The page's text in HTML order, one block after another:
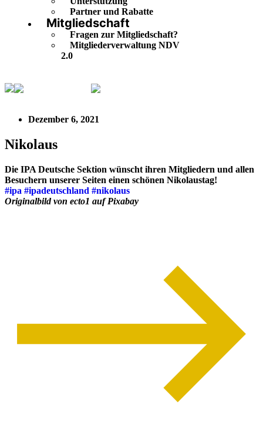
Partner und Rabatte
Mitgliedschaft
Fragen zur Mitgliedschaft?
Mitgliederverwaltung NDV
2.0
Dezember 6, 2021
Nikolaus
Die IPA Deutsche Sektion wünscht ihren Mitgliedern und allen
Besuchern unserer Seiten einen schönen Nikolaustag!
#ipa #ipadeutschland #nikolaus
Originalbild von ecto1 auf Pixabay